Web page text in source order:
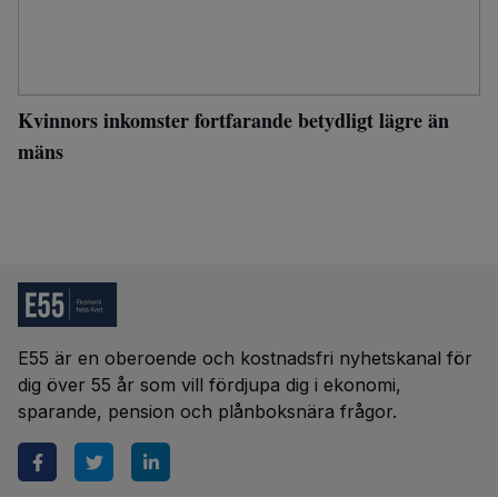
Kvinnors inkomster fortfarande betydligt lägre än
mäns
E55 är en oberoende och kostnadsfri nyhetskanal för
dig över 55 år som vill fördjupa dig i ekonomi,
sparande, pension och plånboksnära frågor.